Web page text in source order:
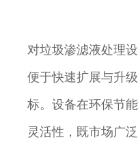
对垃圾渗滤液处理
便于快速扩展与升
标。设备在环保节
灵活性，既市场广